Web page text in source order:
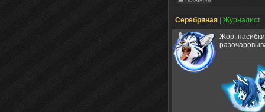
Серебряная Журналист
Жор,